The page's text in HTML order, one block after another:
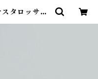
タロッサ）